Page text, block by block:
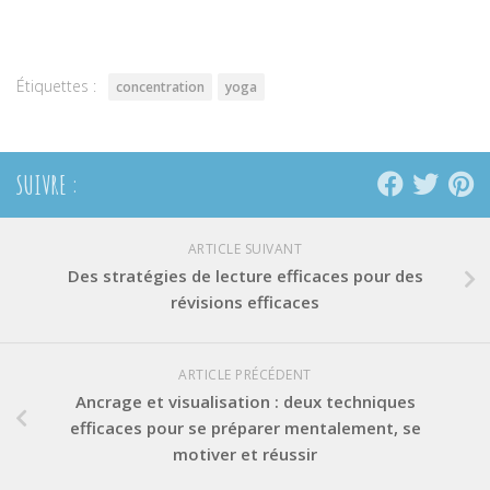
Étiquettes : concentration yoga
SUIVRE :
ARTICLE SUIVANT
Des stratégies de lecture efficaces pour des
révisions efficaces
ARTICLE PRÉCÉDENT
Ancrage et visualisation : deux techniques
efficaces pour se préparer mentalement, se
motiver et réussir